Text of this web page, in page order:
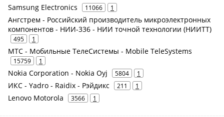
Samsung Electronics 11066 1
Ангстрем - Российский производитель микроэлектронных
компонентов - НИИ-336 - НИИ точной технологии (НИИТТ)
495 1
МТС - Мобильные ТелеСистемы - Mobile TeleSystems
15759 1
Nokia Corporation - Nokia Oyj 5804 1
ИКС - Yadro - Raidix - Рэйдикс 211 1
Lenovo Motorola 3566 1